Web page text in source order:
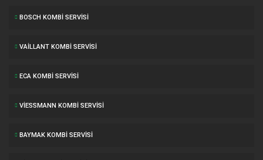
BOSCH KOMBI SERVISI
VAILLANT KOMBI SERVISI
ECA KOMBI SERVISI
VIESSMANN KOMBI SERVISI
BAYMAK KOMBI SERVISI